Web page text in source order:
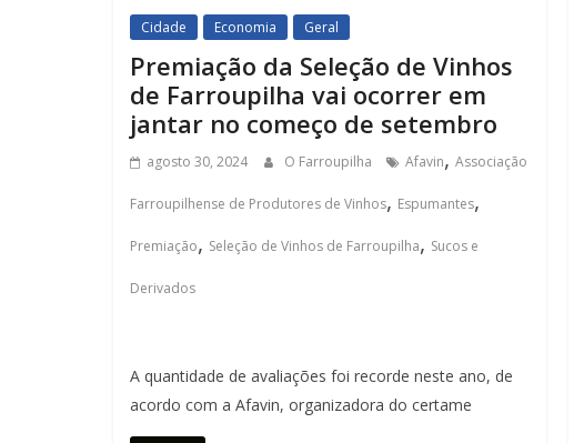
Cidade Economia Geral
Premiação da Seleção de Vinhos
de Farroupilha vai ocorrer em
jantar no começo de setembro
agosto 30, 2024 O Farroupilha Afavin, Associação
Farroupilhense de Produtores de Vinhos, Espumantes,
Premiação, Seleção de Vinhos de Farroupilha, Sucos e
Derivados
A quantidade de avaliações foi recorde neste ano, de
acordo com a Afavin, organizadora do certame